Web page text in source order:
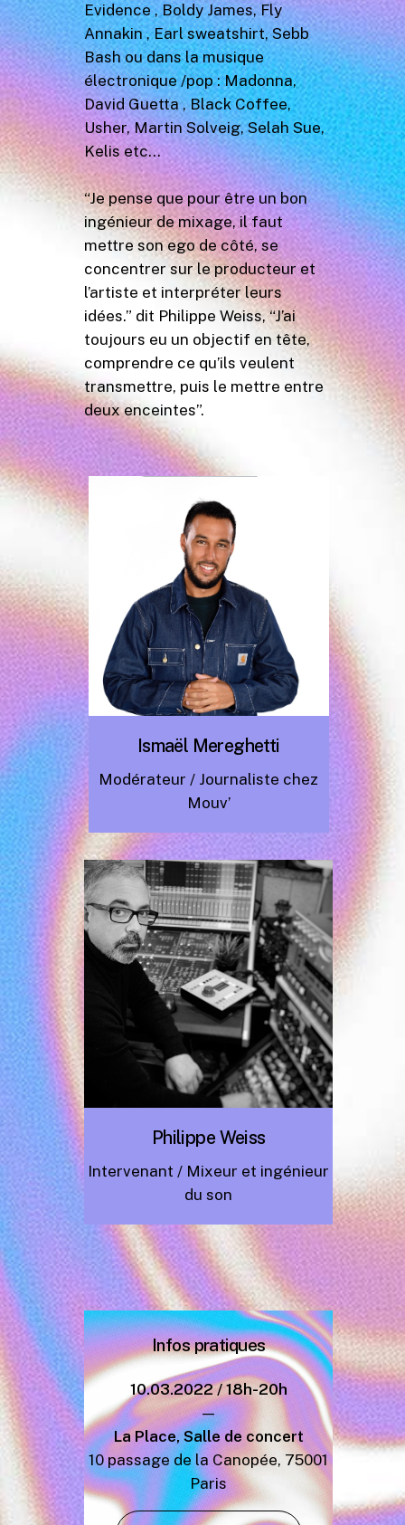
Evidence , Boldy James, Fly
Annakin , Earl sweatshirt, Sebb
Bash ou dans la musique
électronique /pop : Madonna,
David Guetta , Black Coffee,
Usher, Martin Solveig, Selah Sue,
Kelis etc…
“Je pense que pour être un bon
ingénieur de mixage, il faut
mettre son ego de côté, se
concentrer sur le producteur et
l’artiste et interpréter leurs
idées.” dit Philippe Weiss, “J’ai
toujours eu un objectif en tête,
comprendre ce qu’ils veulent
transmettre, puis le mettre entre
deux enceintes”.
Ismaël Mereghetti
Modérateur / Journaliste chez
Mouv’
Philippe Weiss
Intervenant / Mixeur et ingénieur
du son
Infos pratiques
10.03.2022 / 18h-20h
—
La Place, Salle de concert
10 passage de la Canopée, 75001
Paris